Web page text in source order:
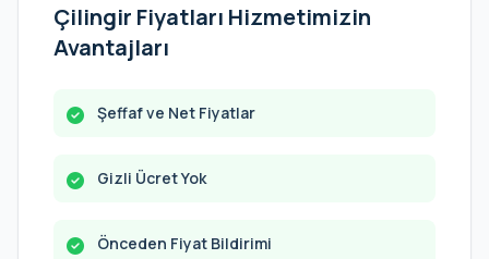
Çilingir Fiyatları Hizmetimizin
Avantajları
Şeffaf ve Net Fiyatlar
Gizli Ücret Yok
Önceden Fiyat Bildirimi